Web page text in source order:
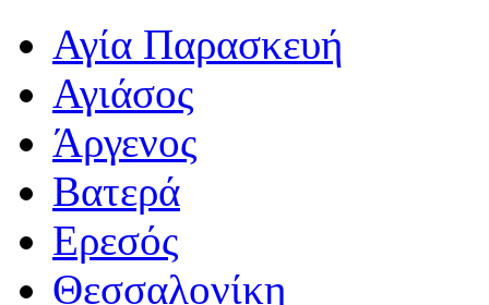
Αγία Παρασκευή
Αγιάσος
Άργενος
Βατερά
Ερεσός
Θεσσαλονίκη